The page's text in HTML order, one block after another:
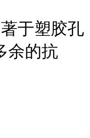
于塑胶孔
余的抗